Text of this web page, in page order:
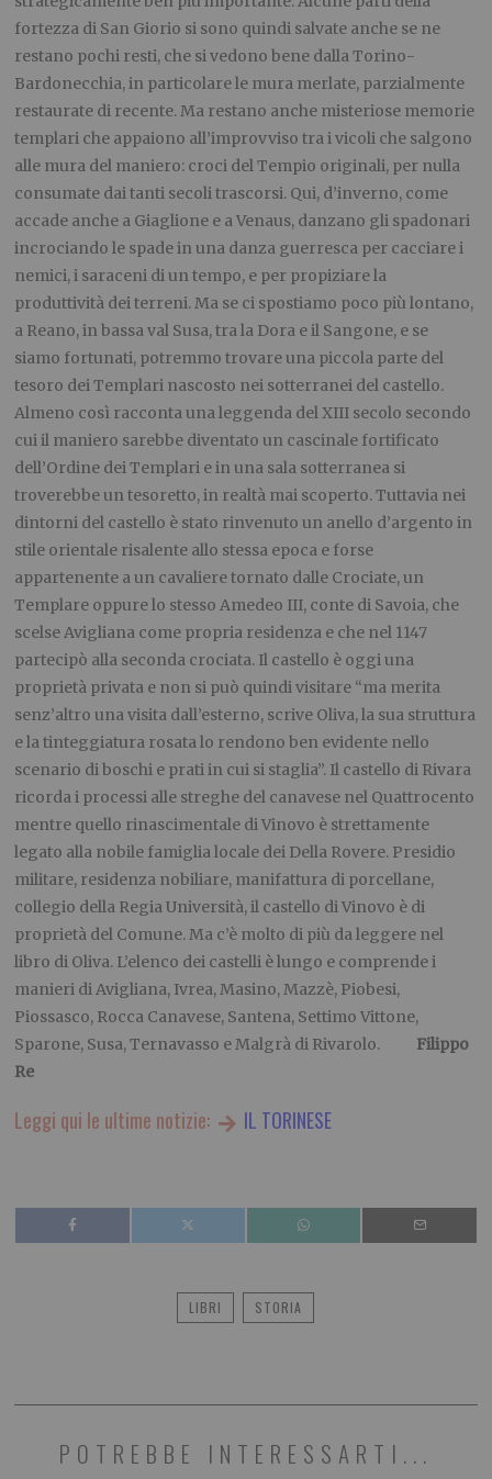
fortezza di San Giorio si sono quindi salvate anche se ne
restano pochi resti, che si vedono bene dalla Torino-
Bardonecchia, in particolare le mura merlate, parzialmente
restaurate di recente. Ma restano anche misteriose memorie
templari che appaiono all’improvviso tra i vicoli che salgono
alle mura del maniero: croci del Tempio originali, per nulla
consumate dai tanti secoli trascorsi. Qui, d’inverno, come
accade anche a Giaglione e a Venaus, danzano gli spadonari
incrociando le spade in una danza guerresca per cacciare i
nemici, i saraceni di un tempo, e per propiziare la
produttività dei terreni. Ma se ci spostiamo poco più lontano,
a Reano, in bassa val Susa, tra la Dora e il Sangone, e se
siamo fortunati, potremmo trovare una piccola parte del
tesoro dei Templari nascosto nei sotterranei del castello.
Almeno così racconta una leggenda del XIII secolo secondo
cui il maniero sarebbe diventato un cascinale fortificato
dell’Ordine dei Templari e in una sala sotterranea si
troverebbe un tesoretto, in realtà mai scoperto. Tuttavia nei
dintorni del castello è stato rinvenuto un anello d’argento in
stile orientale risalente allo stessa epoca e forse
appartenente a un cavaliere tornato dalle Crociate, un
Templare oppure lo stesso Amedeo III, conte di Savoia, che
scelse Avigliana come propria residenza e che nel 1147
partecipò alla seconda crociata. Il castello è oggi una
proprietà privata e non si può quindi visitare “ma merita
senz’altro una visita dall’esterno, scrive Oliva, la sua struttura
e la tinteggiatura rosata lo rendono ben evidente nello
scenario di boschi e prati in cui si staglia”. Il castello di Rivara
ricorda i processi alle streghe del canavese nel Quattrocento
mentre quello rinascimentale di Vinovo è strettamente
legato alla nobile famiglia locale dei Della Rovere. Presidio
militare, residenza nobiliare, manifattura di porcellane,
collegio della Regia Università, il castello di Vinovo è di
proprietà del Comune. Ma c’è molto di più da leggere nel
libro di Oliva. L’elenco dei castelli è lungo e comprende i
manieri di Avigliana, Ivrea, Masino, Mazzè, Piobesi,
Piossasco, Rocca Canavese, Santena, Settimo Vittone,
Sparone, Susa, Ternavasso e Malgrà di Rivarolo. Filippo
Re
Leggi qui le ultime notizie: IL TORINESE
LIBRI STORIA
POTREBBE INTERESSARTI...